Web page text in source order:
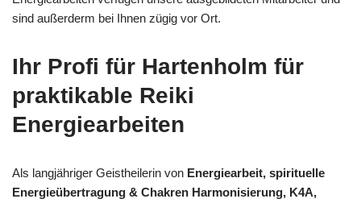
sind außerderm bei Ihnen zügig vor Ort.
Ihr Profi für Hartenholm für
praktikable Reiki
Energiearbeiten
Als langjähriger Geistheilerin von Energiearbeit, spirituelle
Energieübertragung & Chakren Harmonisierung, K4A,